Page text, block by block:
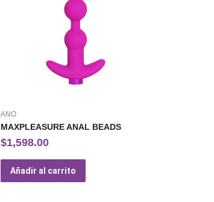
ANO
MAXPLEASURE ANAL BEADS
$1,598.00
Añadir al carrito